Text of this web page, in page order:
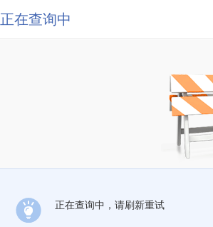
正在查询中
正在查询中，请刷新重试